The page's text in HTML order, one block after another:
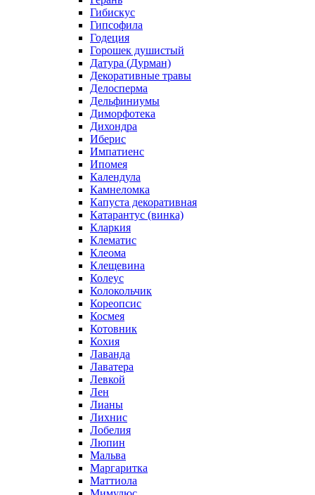
Гибискус
Гипсофила
Годеция
Горошек душистый
Датура (Дурман)
Декоративные травы
Делосперма
Дельфиниумы
Диморфотека
Дихондра
Иберис
Импатиенс
Ипомея
Календула
Камнеломка
Капуста декоративная
Катарантус (винка)
Кларкия
Клематис
Клеома
Клещевина
Колеус
Колокольчик
Кореопсис
Космея
Котовник
Кохия
Лаванда
Лаватера
Левкой
Лен
Лианы
Лихнис
Лобелия
Люпин
Мальва
Маргаритка
Маттиола